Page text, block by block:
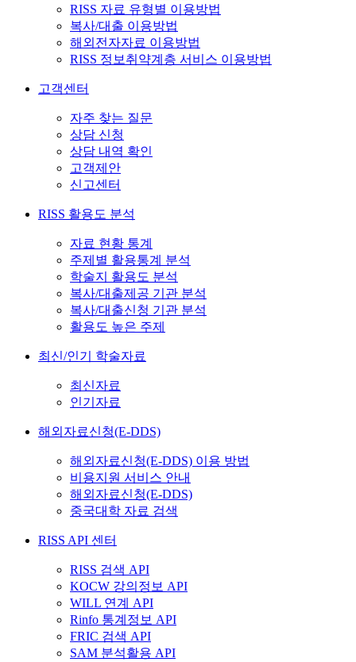
RISS 자료 유형별 이용방법
복사/대출 이용방법
해외전자자료 이용방법
RISS 정보취약계층 서비스 이용방법
고객센터
자주 찾는 질문
상담 신청
상담 내역 확인
고객제안
신고센터
RISS 활용도 분석
자료 현황 통계
주제별 활용통계 분석
학술지 활용도 분석
복사/대출제공 기관 분석
복사/대출신청 기관 분석
활용도 높은 주제
최신/인기 학술자료
최신자료
인기자료
해외자료신청(E-DDS)
해외자료신청(E-DDS) 이용 방법
비용지원 서비스 안내
해외자료신청(E-DDS)
중국대학 자료 검색
RISS API 센터
RISS 검색 API
KOCW 강의정보 API
WILL 연계 API
Rinfo 통계정보 API
FRIC 검색 API
SAM 분석활용 API